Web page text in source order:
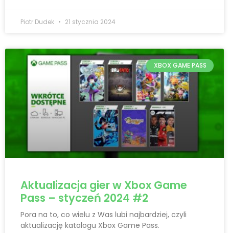
Piotr Dudek 21 stycznia 2024
XBOX GAME PASS
Aktualizacja gier w Xbox Game
Pass – styczeń 2024 #2
Pora na to, co wielu z Was lubi najbardziej, czyli
aktualizację katalogu Xbox Game Pass.